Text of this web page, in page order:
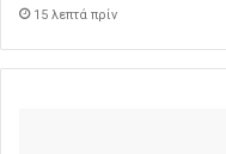
15 λεπτά πρίν